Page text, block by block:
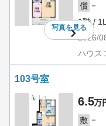
写真を見る
償 －
1階 /
2026/
ハウス
103号室
6.5万
敷 －